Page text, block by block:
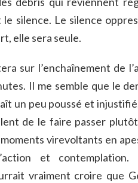
silence. Le silence
elle sera seule.
sur l’enchaînement de
Il me semble que le
un peu poussé et injustifié,
de le faire passer
virevoltants en
et
vraiment croire que